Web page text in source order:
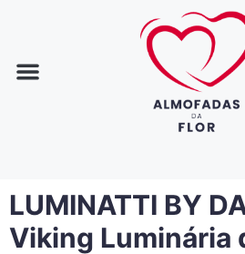
LUMINATTI BY
Viking Luminária